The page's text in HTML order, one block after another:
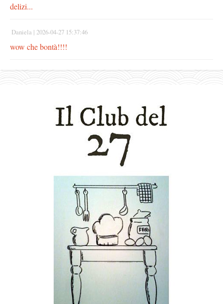
delizi...
Daniela | 2026-04-27 15:37:46
wow che bontà!!!!